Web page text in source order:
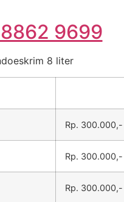
9699
8 liter
Rp. 300.000,-
Rp. 300.000,-
Rp. 300.000,-